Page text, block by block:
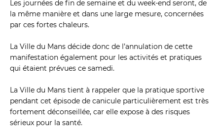
Les journées de fin de semaine et du week-end seront, de
la même manière et dans une large mesure, concernées
par ces fortes chaleurs.
La Ville du Mans décide donc de l’annulation de cette
manifestation également pour les activités et pratiques
qui étaient prévues ce samedi.
La Ville du Mans tient à rappeler que la pratique sportive
pendant cet épisode de canicule particulièrement est très
fortement déconseillée, car elle expose à des risques
sérieux pour la santé.